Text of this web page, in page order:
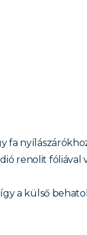
fa
renolit fóliával
a külső